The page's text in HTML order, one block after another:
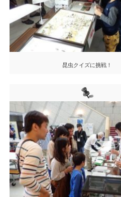
昆虫クイズに挑戦！